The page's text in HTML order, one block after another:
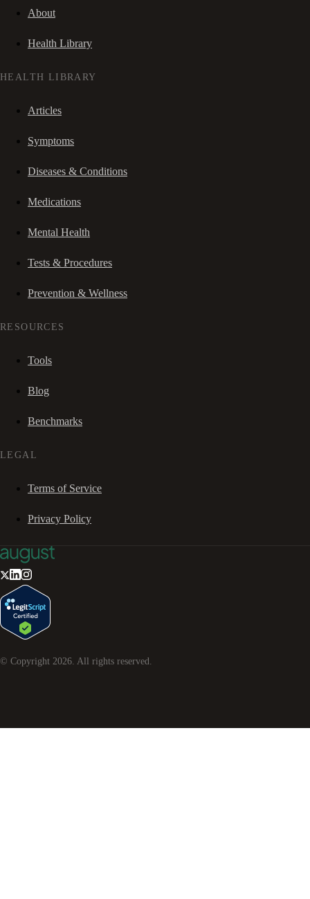
About
Health Library
HEALTH LIBRARY
Articles
Symptoms
Diseases & Conditions
Medications
Mental Health
Tests & Procedures
Prevention & Wellness
RESOURCES
Tools
Blog
Benchmarks
LEGAL
Terms of Service
Privacy Policy
© Copyright 2026. All rights reserved.